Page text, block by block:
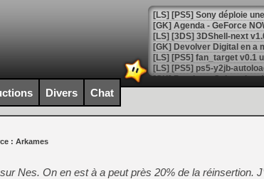
[GK] Agenda - GeForce
[GK] Devolver Digital en a
[LS] [PS5] ps5-y2jb-
[GK] Pourquoi Marvel
[GK] Test : Restory : Chill
[GK] GTA 6 : Rockstar
[GK] Hot Wheels Infinite
[GK] Mémoire cash -
[GK] Résultats Nintendo :
[GK] Déjà des
Divers Chat
: Arkames
Nes. On en est à a peut près 20% de la réinsertion.